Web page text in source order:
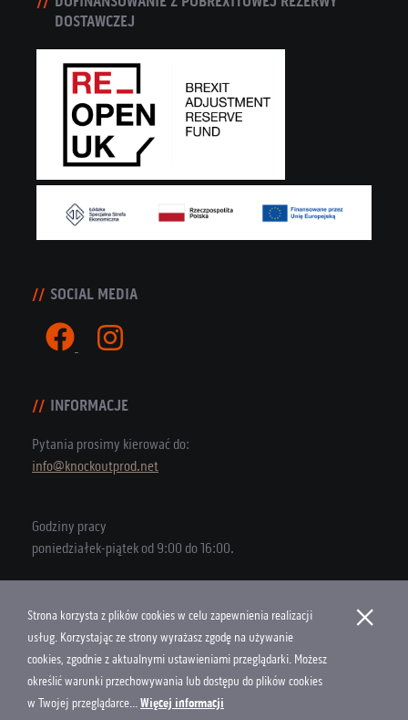
DOSTAWCZEJ
SOCIAL MEDIA
INFORMACJE
Pytania prosimy kierować do:
info@knockoutprod.net
Godziny pracy
poniedziałek-piątek od 9:00 do 16:00.
Copyright © 2026 Knock Out Productions
Polityka Cookies
Projekt i wykonanie
Strona korzysta z plików cookies w celu zapewnienia realizacji
usług. Korzystając ze strony wyrażasz zgodę na używanie
cookies, zgodnie z aktualnymi ustawieniami przeglądarki. Możesz
określić warunki przechowywania lub dostępu do plików cookies
w Twojej przeglądarce...Więcej informacji
×